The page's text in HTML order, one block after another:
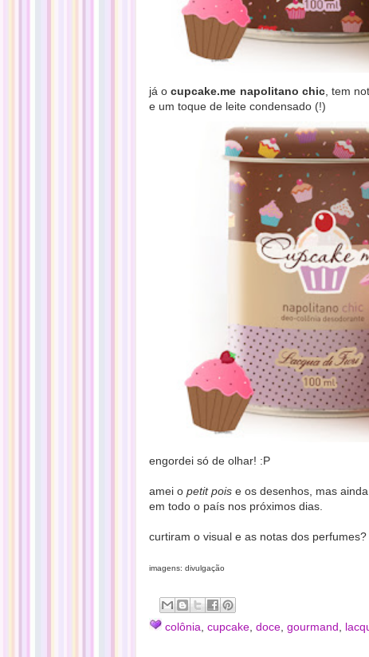
já ocupcake.me napolitano chic, tem
e um toque de leite condensado (!)
engordei só de olhar! :P
amei o petit pois e os desenhos, mas
em todo o país nos próximos dias.
curtiram o visual e as notas dos perfumes?
imagens: divulgação
colônia cupcake doce gourmand